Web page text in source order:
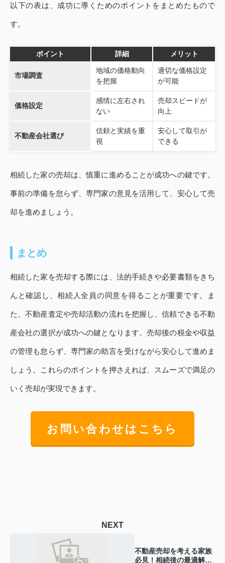
以下の表は、成功に導くためのポイントをまとめたもので
す。
ポイント 詳細 メリット
市場調査
地域の価格動向
を把握
適切な価格設定
が可能
価格設定
感情に左右され
ない
売却スピードが
向上
不動産会社選び
信頼と実績を重
視
安心して取引が
できる
相続した家の売却は、慎重に進めることが成功への鍵です。
事前の準備を怠らず、専門家の意見を活用して、安心して売
却を進めましょう。
まとめ
相続した家を売却する際には、法的手続きや必要書類をきち
んと確認し、相続人全員の同意を得ることが重要です。ま
た、不動産査定や売却活動の流れを把握し、信頼できる不動
産会社の選択が成功への鍵となります。売却後の税金や収益
の管理も怠らず、専門家の助言を受けながら安心して進めま
しょう。これらのポイントを押さえれば、スムーズで満足の
いく売却が実現できます。
お問い合わせはこちら
NEXT
不動産売却を考える家族
必見！相続後の最適解